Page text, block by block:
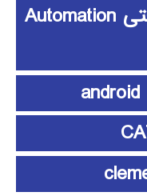
آموزش اتوماسیون صنعتی Automation